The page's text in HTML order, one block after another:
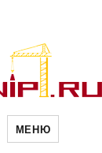
МЕНЮ